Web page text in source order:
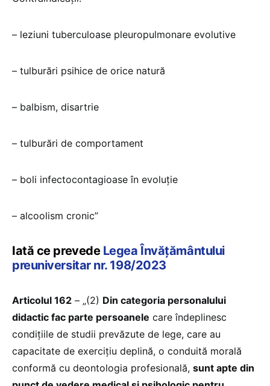
– leziuni tuberculoase pleuropulmonare evolutive
– tulburări psihice de orice natură
– balbism, disartrie
– tulburări de comportament
– boli infectocontagioase în evoluţie
– alcoolism cronic”
Iată ce prevede Legea Învățământului
preuniversitar nr. 198/2023
Articolul 162 – „(2) Din categoria personalului
didactic fac parte persoanele care îndeplinesc
condițiile de studii prevăzute de lege, care au
capacitate de exercițiu deplină, o conduită morală
conformă cu deontologia profesională, sunt apte din